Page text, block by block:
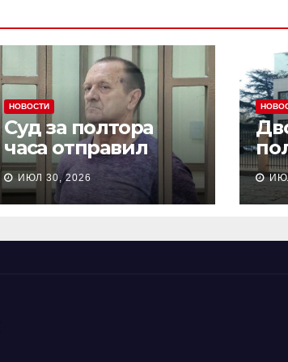
НОВОСТИ
Суд за полтора
часа отправил
пенсионера из
Севастополя в
колонию на 18 лет
ИЮЛ 30, 2026